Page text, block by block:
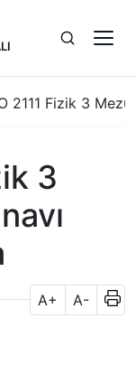
2111 Fizik 3
3
A+ A-